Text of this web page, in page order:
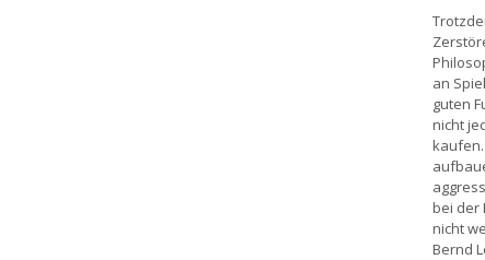
an
guten
nicht
bei der
nicht
Bernd